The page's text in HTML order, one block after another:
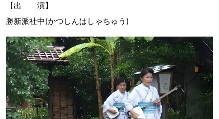
【出 演】
勝新派社中(かつしんはしゃちゅう)